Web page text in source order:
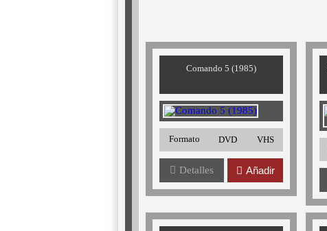
Comando 5 (1985)
Formato DVD VHS
Detalles Añadir